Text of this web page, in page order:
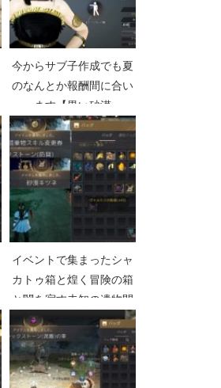
今からサブ子作成でも夏
のなんとか報酬間に合い
ます【黒い砂漠
Part465】
イベントで集まったシャ
カトゥ箱と煌く冒険の箱
と闇を宿す未知の遺物開
けてきた【黒い砂漠
Part3306】